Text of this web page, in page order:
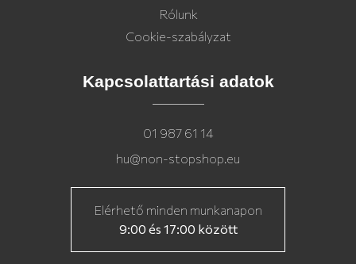
Rólunk
Cookie-szabályzat
Kapcsolattartási adatok
01 987 61 14
hu@non-stopshop.eu
Elérhető minden munkanapon
9:00 és 17:00 között